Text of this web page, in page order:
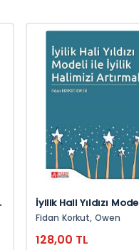
İyilik Hali Yıldızı
İyilik Halimizi Artırmak
Fidan Korkut, Owen
128,00 TL